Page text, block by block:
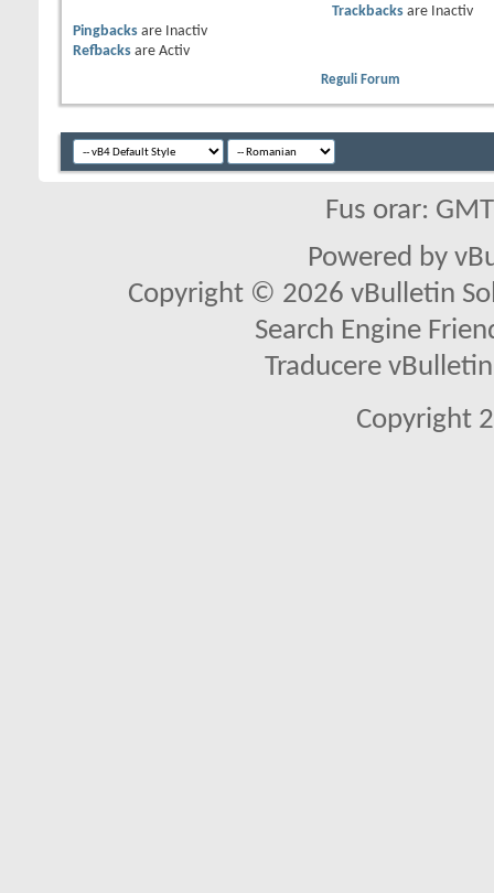
Trackbacksare
Inactiv
Pingbacks are
Inactiv
Refbacks are Activ
Reguli Forum
Fus orar:
Powered by
Copyright © 2026 vBulletin
Search Engine
Traducere
Copyright